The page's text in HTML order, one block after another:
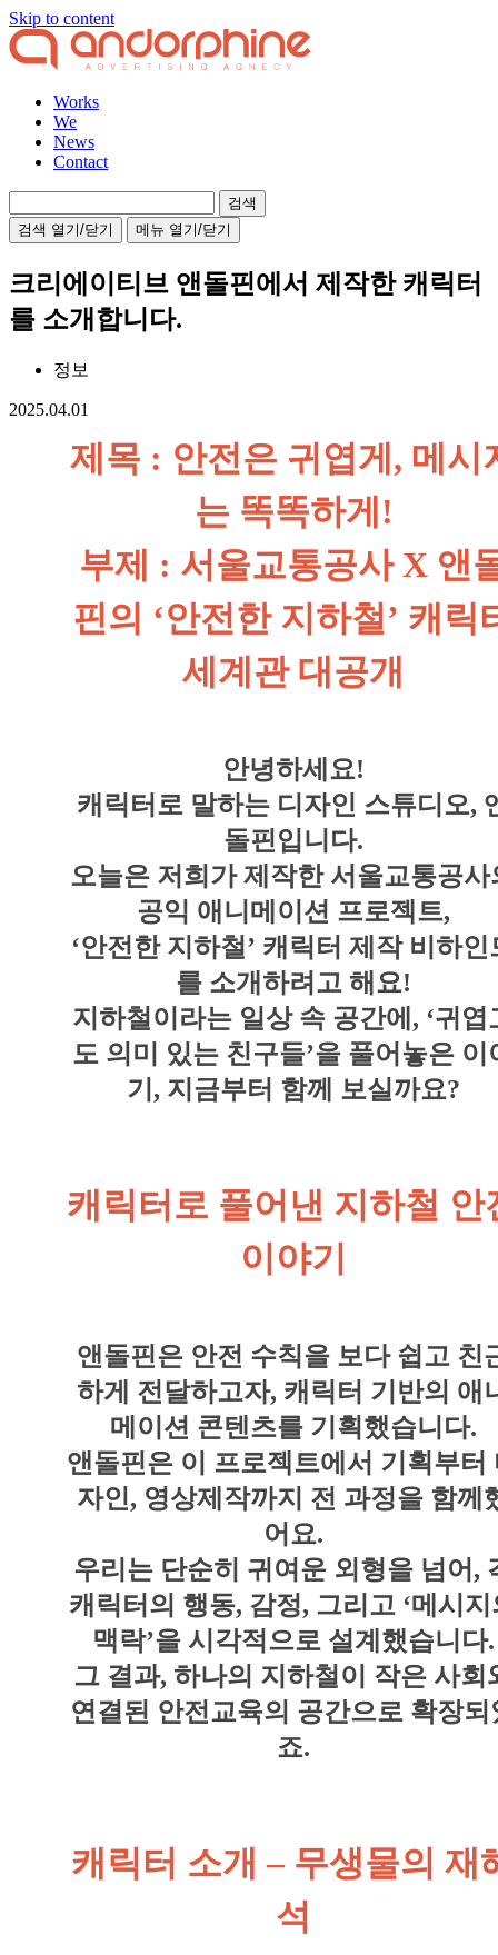
Skip to content
Works
We
News
Contact
색:검색 열기/닫기 메뉴 열기/닫기
크리에이티브 앤돌핀에서 제작한 캐릭터
를 소개합니다.
정보
2025.04.01
제목 : 안전은 귀엽게, 메시
는 똑똑하게!
부제 : 서울교통공사 X 앤
핀의 ‘안전한 지하철’ 캐릭
세계관 대공개
안녕하세요!
캐릭터로 말하는 디자인 스튜디오,
돌핀입니다.
오늘은 저희가 제작한 서울교통공사
공익 애니메이션 프로젝트,
‘안전한 지하철’ 캐릭터 제작 비하인
를 소개하려고 해요!
지하철이라는 일상 속 공간에, ‘귀엽
도 의미 있는 친구들’을 풀어놓은 이
기, 지금부터 함께 보실까요?
캐릭터로 풀어낸 지하철 안
이야기
앤돌핀은 안전 수칙을 보다 쉽고 친
하게 전달하고자, 캐릭터 기반의 애
메이션 콘텐츠를 기획했습니다.
앤돌핀은 이 프로젝트에서 기획부터
자인, 영상제작까지 전 과정을 함께
어요.
우리는 단순히 귀여운 외형을 넘어,
캐릭터의 행동, 감정, 그리고 ‘메시지
맥락’을 시각적으로 설계했습니다.
그 결과, 하나의 지하철이 작은 사회
연결된 안전교육의 공간으로 확장되
죠.
캐릭터 소개 – 무생물의 재
석